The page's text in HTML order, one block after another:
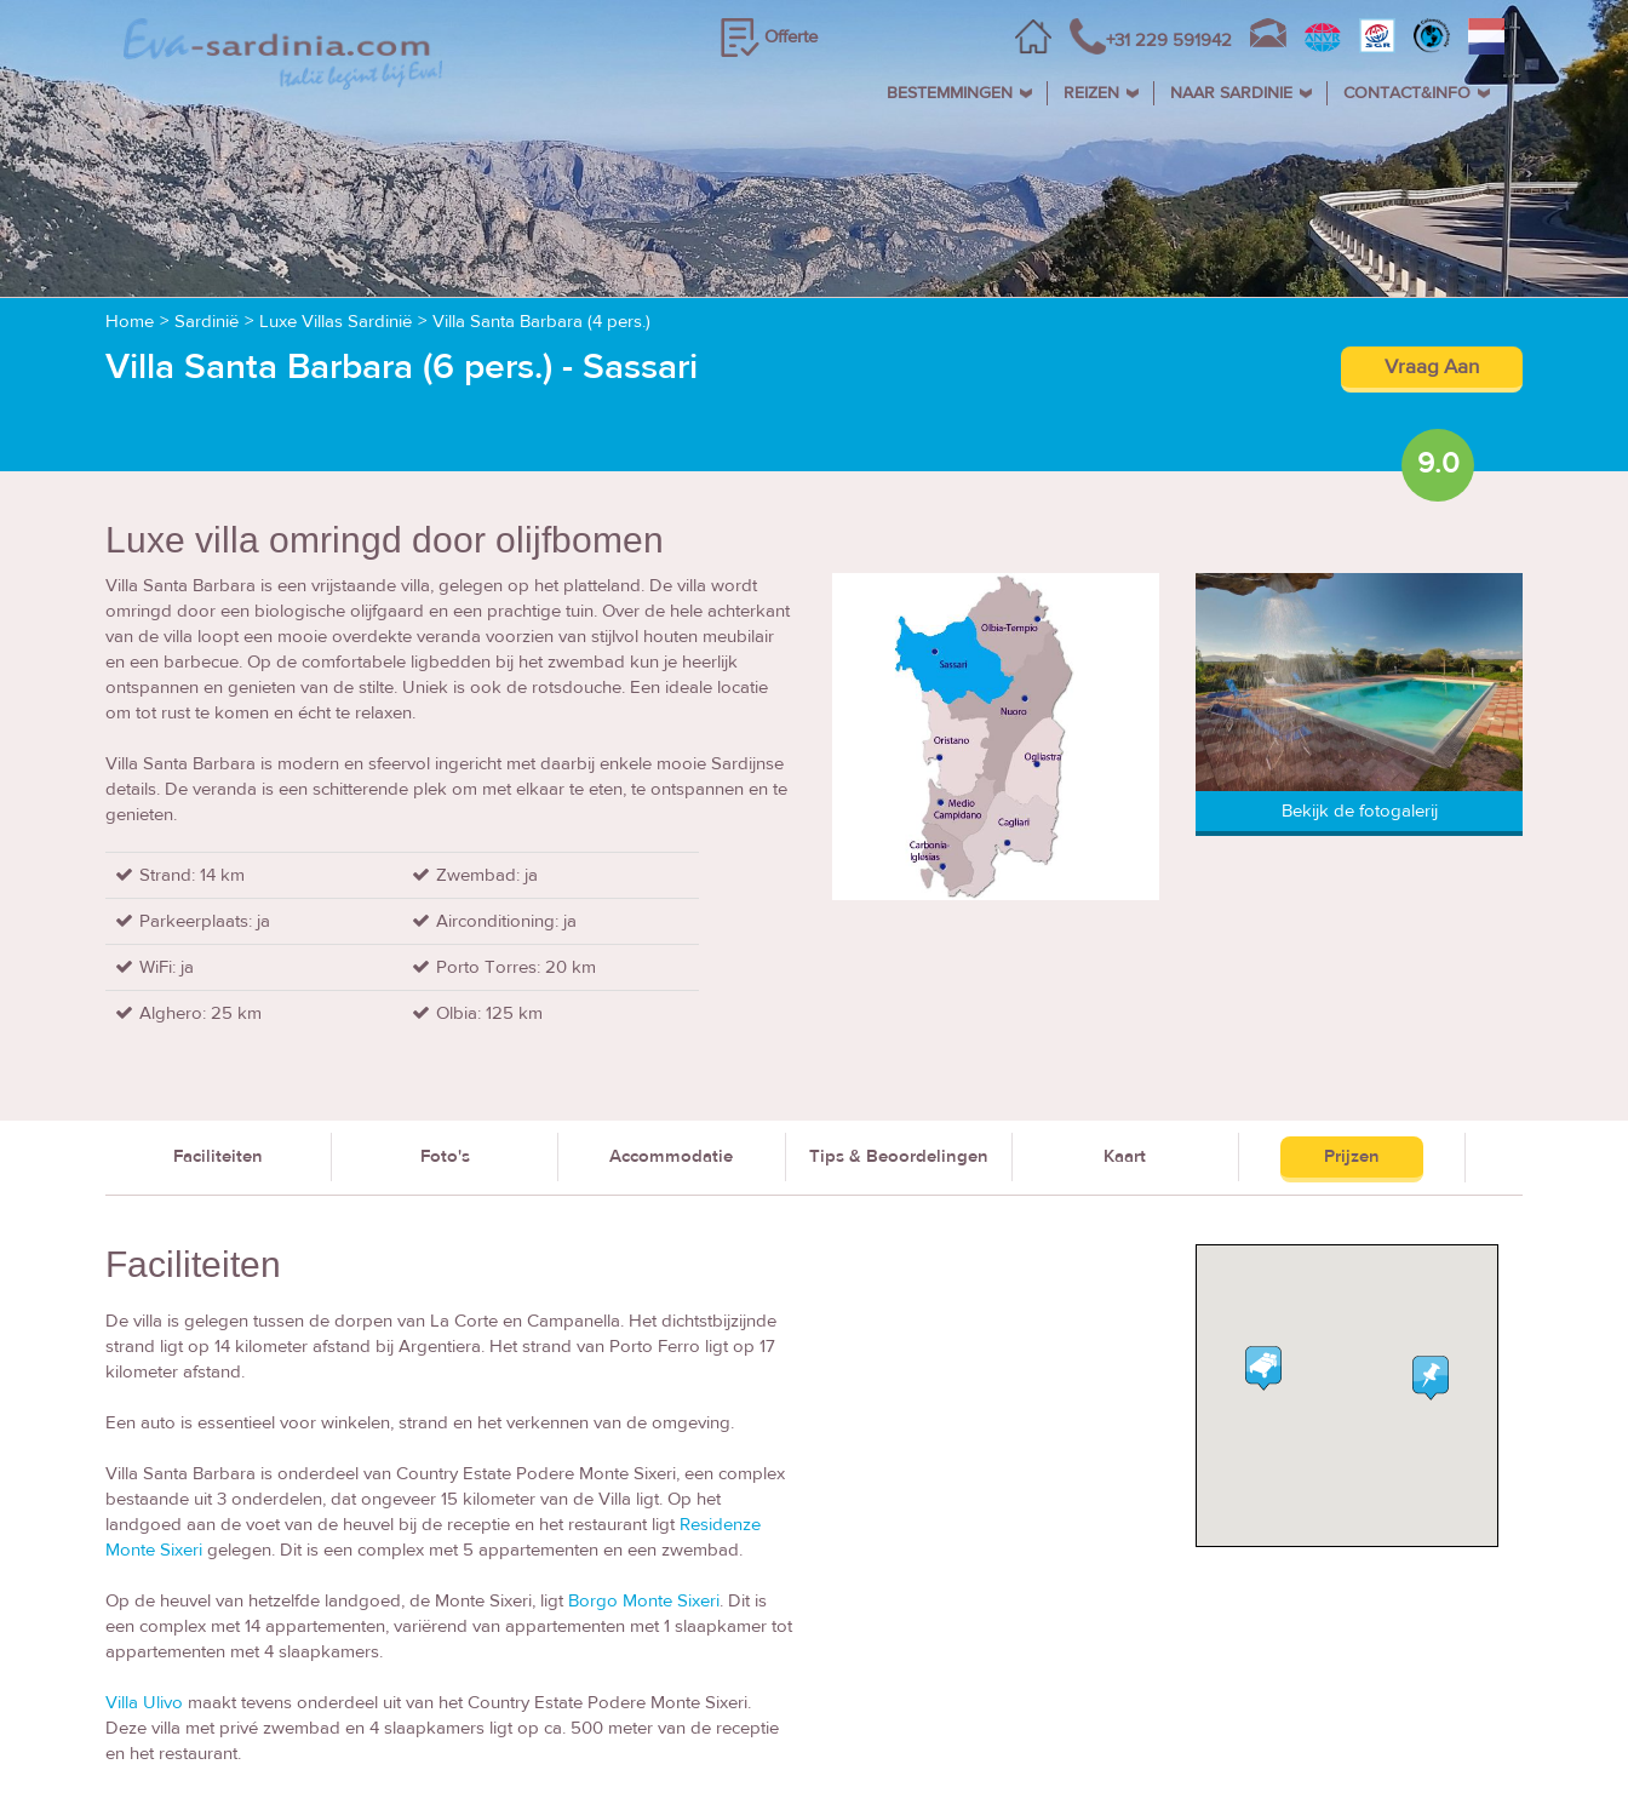
Offerte +31 229 591942
BESTEMMINGEN REIZEN NAAR SARDINIE CONTACT&INFO
Home > Sardinië > Luxe Villas Sardinië > Villa Santa Barbara (4 pers.)
Villa Santa Barbara (6 pers.) - Sassari Vraag Aan
9.0
Luxe villa omringd door olijfbomen
Villa Santa Barbara is een vrijstaande villa, gelegen op het platteland. De villa wordt
omringd door een biologische olijfgaard en een prachtige tuin. Over de hele achterkant
van de villa loopt een mooie overdekte veranda voorzien van stijlvol houten meubilair
en een barbecue. Op de comfortabele ligbedden bij het zwembad kun je heerlijk
ontspannen en genieten van de stilte. Uniek is ook de rotsdouche. Een ideale locatie
om tot rust te komen en écht te relaxen.
Villa Santa Barbara is modern en sfeervol ingericht met daarbij enkele mooie Sardijnse
details. De veranda is een schitterende plek om met elkaar te eten, te ontspannen en te
genieten.
Strand: 14 km
Zwembad: ja
Parkeerplaats: ja
Airconditioning: ja
WiFi: ja
Porto Torres: 20 km
Alghero: 25 km
Olbia: 125 km
Bekijk de fotogalerij
Faciliteiten Foto's Accommodatie Tips & Beoordelingen Kaart Prijzen
Faciliteiten
De villa is gelegen tussen de dorpen van La Corte en Campanella. Het dichtstbijzijnde
strand ligt op 14 kilometer afstand bij Argentiera. Het strand van Porto Ferro ligt op 17
kilometer afstand.
Een auto is essentieel voor winkelen, strand en het verkennen van de omgeving.
Villa Santa Barbara is onderdeel van Country Estate Podere Monte Sixeri, een complex
bestaande uit 3 onderdelen, dat ongeveer 15 kilometer van de Villa ligt. Op het
landgoed aan de voet van de heuvel bij de receptie en het restaurant ligt Residenze
Monte Sixeri gelegen. Dit is een complex met 5 appartementen en een zwembad.
Op de heuvel van hetzelfde landgoed, de Monte Sixeri, ligt Borgo Monte Sixeri. Dit is
een complex met 14 appartementen, variërend van appartementen met 1 slaapkamer tot
appartementen met 4 slaapkamers.
Villa Ulivo maakt tevens onderdeel uit van het Country Estate Podere Monte Sixeri.
Deze villa met privé zwembad en 4 slaapkamers ligt op ca. 500 meter van de receptie
en het restaurant.